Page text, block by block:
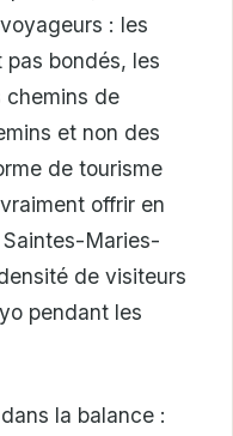
: les
bondés, les
chemins de
et non des
de tourisme
offrir en
Maries-
de visiteurs
pendant les
la balance :